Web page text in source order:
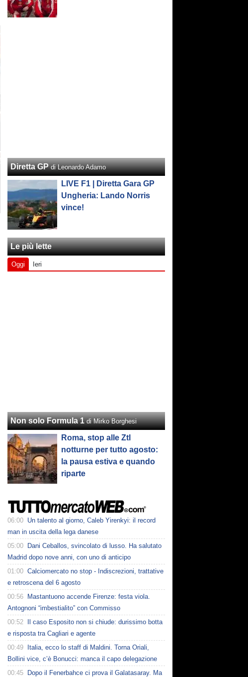
Diretta GP di Leonardo Adamo
LIVE F1 | Diretta Gara GP
Ungheria: Lando Norris
vince!
Le più lette
Oggi Ieri
Non solo Formula 1 di Mirko Borghesi
Roma, stop alle Ztl
notturne per tutto agosto:
la pausa estiva e quando
riparte
06:00 Un talento al giorno, Caleb Yirenkyi: il record
man in uscita della lega danese
05:00
Dani Ceballos, svincolato di lusso. Ha salutato
Madrid dopo nove anni, con uno di anticipo
01:00 Calciomercato no stop - Indiscrezioni, trattative
e retroscena del 6 agosto
00:56
Mastantuono accende Firenze: festa viola.
Antognoni “imbestialito” con Commisso
00:52
Il caso Esposito non si chiude: durissimo botta
e risposta tra Cagliari e agente
00:49
Italia, ecco lo staff di Maldini. Torna Oriali,
Bollini vice, c’è Bonucci: manca il capo delegazione
00:45
Dopo il Fenerbahce ci prova il Galatasaray. Ma